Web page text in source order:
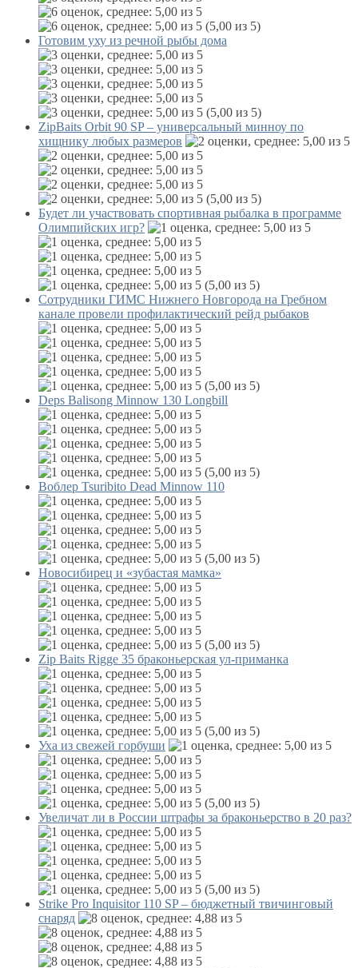
(5,00 из 5)
Готовим уху из речной рыбы дома
(5,00 из 5)
ZipBaits Orbit 90 SP – универсальный минноу по
хищнику любых размеров
(5,00 из 5)
Будет ли участвовать спортивная рыбалка в программе
Олимпийских игр?
(5,00 из 5)
Сотрудники ГИМС Нижнего Новгорода на Гребном
канале провели профилактический рейд рыбаков
(5,00 из 5)
Deps Balisong Minnow 130 Longbill
(5,00 из 5)
Воблер Tsuribito Dead Minnow 110
(5,00 из 5)
Новосибирец и «зубастая мамка»
(5,00 из 5)
Zip Baits Rigge 35 браконьерская ул-приманка
(5,00 из 5)
Уха из свежей горбуши
(5,00 из 5)
Увеличат ли в России штрафы за браконьерство в 20 раз?
(5,00 из 5)
Strike Pro Inquisitor 110 SP – бюджетный твичинговый
снаряд